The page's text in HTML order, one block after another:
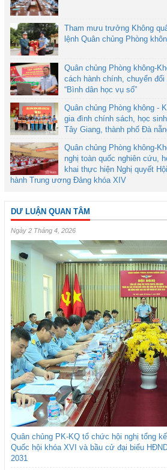
Tham mưu trưởng Không
lệnh Quân chủng Phòng
Quân chủng Phòng không-
cách hành chính, chuyển
“Bình dân học vụ số”
Quân chủng Phòng không -
gia đình chính sách, học
Tây Giang, thành phố Đà
Quân chủng Phòng không-
nghị toàn quốc nghiên cứu,
khai thực hiện Nghị quyết
hành Trung ương Đảng khóa XIV
DƯ LUẬN QUAN TÂM
Ngày 2 Tháng 4, 2026
Quân chủng PK-KQ tổ chức hội nghị tổng
Quốc hội khóa XVI và bầu cử đại biểu
2031